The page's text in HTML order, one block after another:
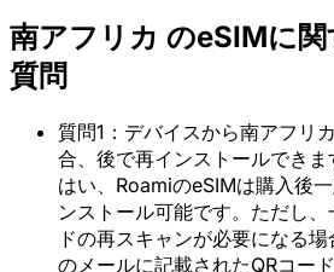
南アフリカ のeSIMに
質問
質問1：デバイスから南アフリ
合、後で再インストールできま
はい、RoamiのeSIMは購入後
ンストール可能です。ただし
ドの再スキャンが必要になる
のメールに記載されたQRコー